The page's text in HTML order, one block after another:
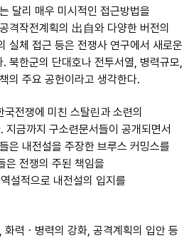
달리 매우 미시적인 접근방법을
격작전계획의 出自와 다양한 버전의
실체 접근 등은 전쟁사 연구에서 새로운
북한군의 단대호나 전투서열, 병력규모,
의 주요 공헌이라고 생각한다.
전쟁에 미친 스탈린과 소련의
금까지 구소련문서들이 공개되면서
은 내전설을 주장한 브루스 커밍스를
은 전쟁의 주된 책임을
설적으로 내전설의 입지를
력ㆍ병력의 강화, 공격계획의 입안 등